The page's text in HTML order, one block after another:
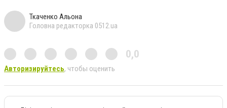
Ткаченко Альона
Головна редакторка 0512.ua
0,0
Авторизируйтесь, чтобы оценить